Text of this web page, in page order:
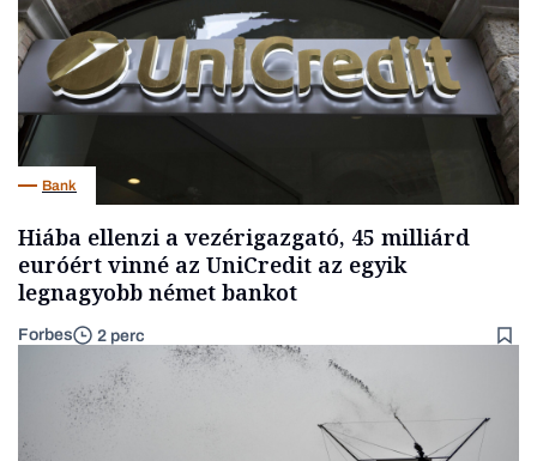
Bank
Hiába ellenzi a vezérigazgató, 45 milliárd
euróért vinné az UniCredit az egyik
legnagyobb német bankot
Forbes 2 perc